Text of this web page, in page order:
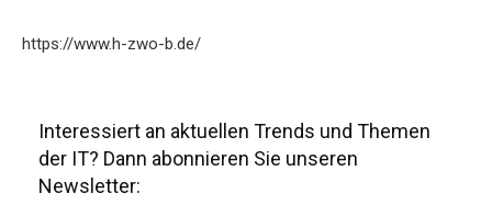
https://www.h-zwo-b.de/
Interessiert an aktuellen Trends und Themen
der IT? Dann abonnieren Sie unseren
Newsletter: